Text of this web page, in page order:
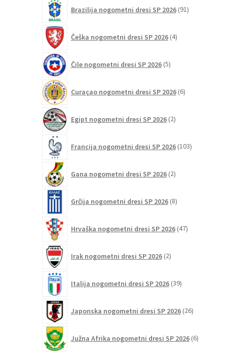
Brazilija nogometni dresi SP 2026 91izdelkov
Češka nogometni dresi SP 2026 4izdelki
Čile nogometni dresi SP 2026 5izdelkov
Curaçao nogometni dresi SP 2026 6izdelkov
Egipt nogometni dresi SP 2026 2izdelka
Francija nogometni dresi SP 2026 103izdelki
Gana nogometni dresi SP 2026 2izdelka
Grčija nogometni dresi SP 2026 8izdelkov
Hrvaška nogometni dresi SP 2026 47izdelkov
Irak nogometni dresi SP 2026 2izdelka
Italija nogometni dresi SP 2026 39izdelkov
Japonska nogometni dresi SP 2026 26izdelkov
Južna Afrika nogometni dresi SP 2026 6izdelkov